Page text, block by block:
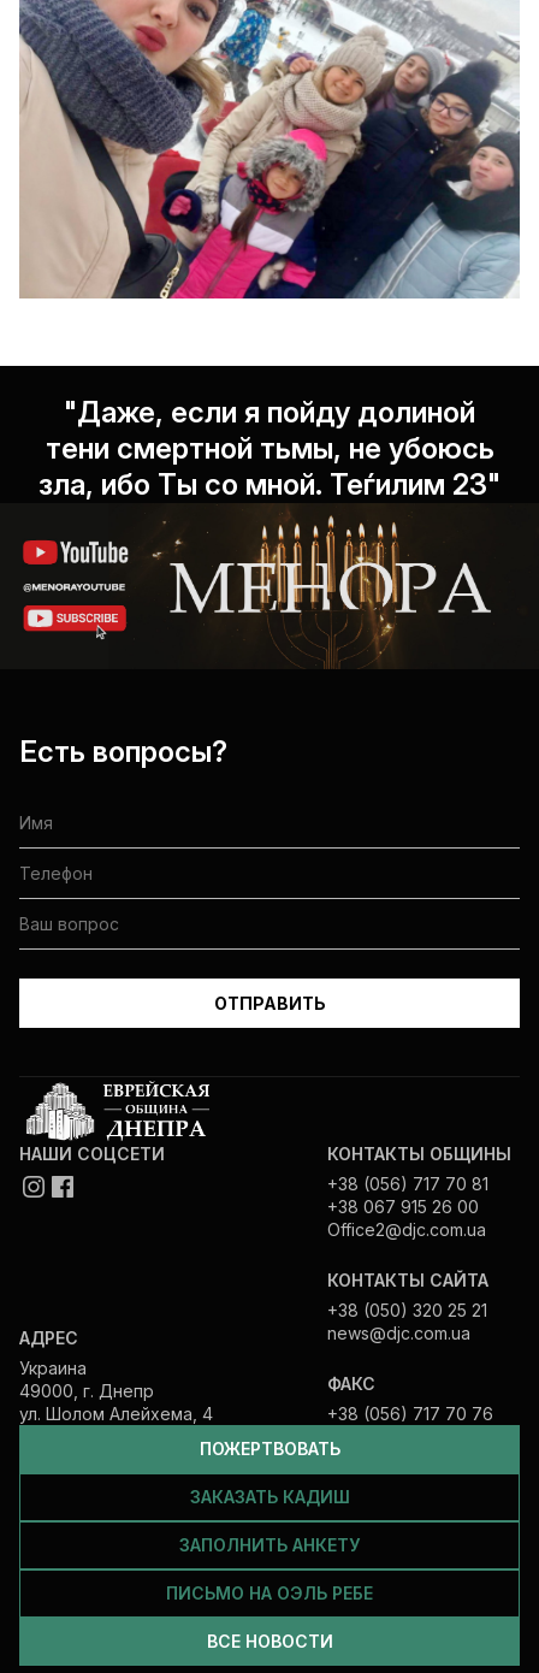
"Даже, если я пойду долиной
тени смертной тьмы, не убоюсь
зла, ибо Ты со мной. Теѓилим 23"
Есть вопросы?
ПОЖЕРТВОВАТЬ
ЗАКАЗАТЬ КАДИШ
ЗАПОЛНИТЬ АНКЕТУ
ПИСЬМО НА ОЭЛЬ РЕБЕ
ВСЕ НОВОСТИ
НАШИ СОЦСЕТИ
АДРЕС
Украина
49000, г. Днепр
ул. Шолом Алейхема, 4
КОНТАКТЫ ОБЩИНЫ
+38 (056) 717 70 81
+38 067 915 26 00
Office2@djc.com.ua
КОНТАКТЫ САЙТА
+38 (050) 320 25 21
news@djc.com.ua
ФАКС
+38 (056) 717 70 76